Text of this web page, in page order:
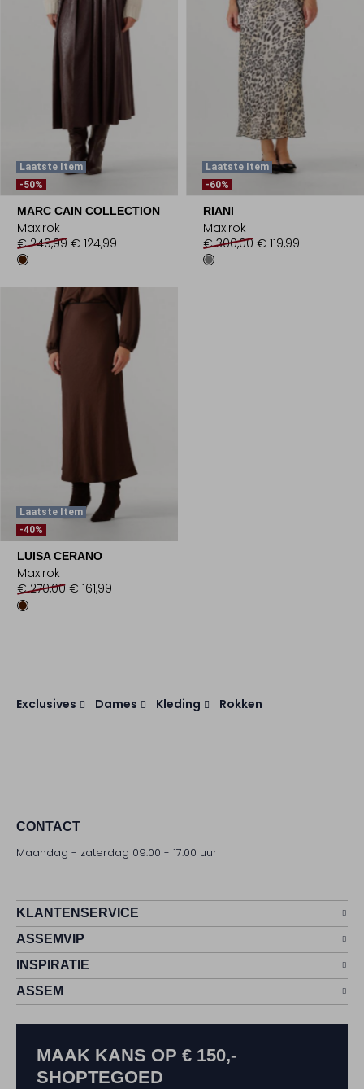
Laatste Item
-50%
MARC CAIN COLLECTION
Maxirok
€ 249,99 € 124,99
Laatste Item
-60%
RIANI
Maxirok
€ 300,00 € 119,99
Laatste Item
-40%
LUISA CERANO
Maxirok
€ 270,00 € 161,99
Exclusives Dames Kleding Rokken
CONTACT
Maandag - zaterdag 09:00 - 17:00 uur
KLANTENSERVICE
ASSEMVIP
INSPIRATIE
ASSEM
MAAK KANS OP € 150,-
SHOPTEGOED